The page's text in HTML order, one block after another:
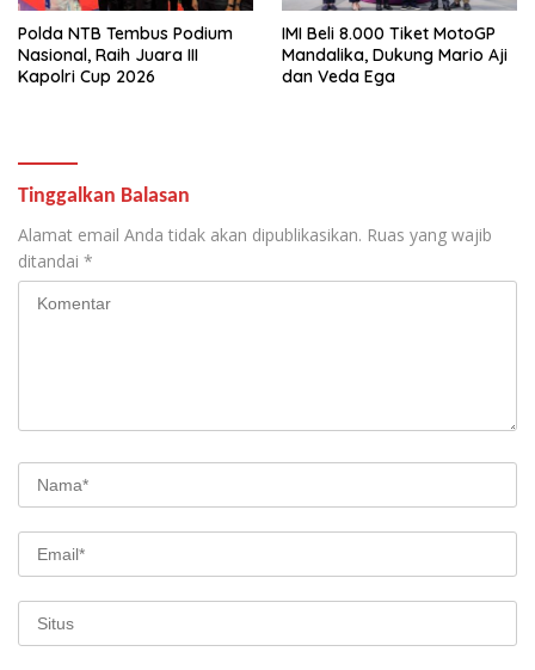
Polda NTB Tembus Podium
Nasional, Raih Juara III
Kapolri Cup 2026
IMI Beli 8.000 Tiket MotoGP
Mandalika, Dukung Mario Aji
dan Veda Ega
Tinggalkan Balasan
Alamat email Anda tidak akan dipublikasikan. Ruas yang wajib
ditandai *